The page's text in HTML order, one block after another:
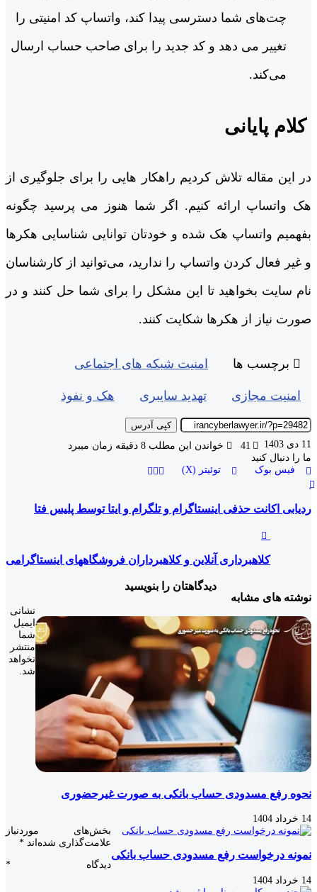
چت‌های شما دسترسی پیدا کند، واتساپ کد امنیتی را
تغییر می ‌دهد و کد جدید را برای صاحب حساب ارسال
می‌کند.
کلام پایانی
در این مقاله تلاش کردیم راهکار هایی را برای جلوگیری از
هک واتساپ ارائه کنیم. اگر شما هنوز می ‌پرسید چگونه
بفهمیم واتساپ هک شده و خودتان توانایی شناسایی هکرها
و غیر فعال کردن واتساپ را ندارید، می‌توانید از کارشناسان
نام سایت بخواهید تا این مشکل را برای شما حل کنند و در
صورت نیاز از هکرها شکایت کنند.
برچسب ها امنیت شبکه های اجتماعی
امنیت مجازی تهدید سایبری هک و نفوذ
کپی آدرس
11 دی 1403
41
خواندن این مطلب 8 دقیقه زمان میبرد
ما را دنبال کنید
فیس بوک
توئیتر (X)
ردیابی اکانت حذفی اینستاگرام و تلگرام و ایتا توسط پلیس فتا
کلاهبرداری آنلاین و کلاهبرداران فروشگاههای اینستاگرامی
نوشته های مشابه
نحوه رفع مسدودی حساب بانکی به صورت غیرحضوری
14 خرداد 1404
نمونه درخواست رفع مسدودی حساب بانکی
14 خرداد 1404
دیدگاهتان را بنویسید
نشانی
ایمیل
شما
منتشر
نخواهد
شد.
بخش‌های موردنیاز
علامت‌گذاری شده‌اند *
دیدگاه *